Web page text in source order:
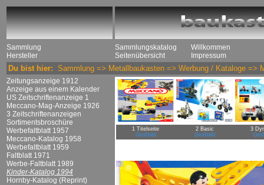
Sammlung
Hersteller
Sammlungskatalog
Seitenübersicht
Willkommen
Impressum
Du bist hier: Sammlung => Metallbaukasten => Werbung / Kataloge =>
Zeitungsanzeige 1912
Anzeige aus einem Kalender
US Zeitschriftenanzeige 1
Meccano-Mag-Anzeige 1926
3 Zeitschriftenanzeigen
Sortimentsbroschüre
Werbefaltblatt 1957
Meccano-Katalog 1958
Werbefaltblatt 1959
Faltblatt 1971
Werbe-Faltblatt 1989
Kinder-Katalog 1994
Hornby-Katalog (Reprint)
1 Titelseite
Großbild
2 Basic
Großbild
3